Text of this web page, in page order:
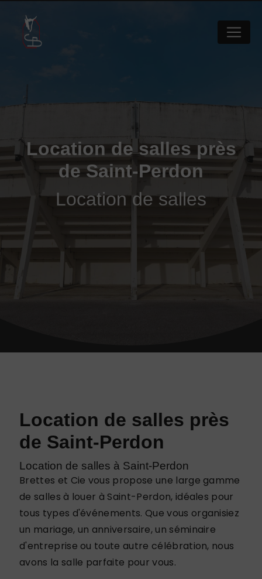
Location de salles près
de Saint-Perdon
Location de salles
Location de salles près
de Saint-Perdon
Location de salles à Saint-Perdon
Brettes et Cie vous propose une large gamme
de salles à louer à Saint-Perdon, idéales pour
tous types d'événements. Que vous organisiez
un mariage, un anniversaire, un séminaire
d'entreprise ou toute autre célébration, nous
avons la salle parfaite pour vous.